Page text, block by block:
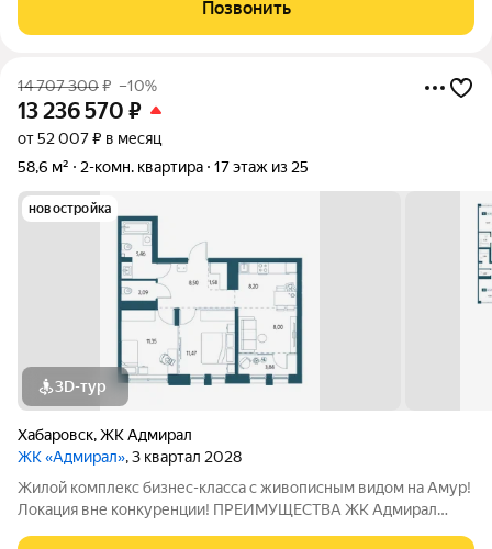
Топовое расположение О ЖИЛОМ
Позвонить
14 707 300₽ –10%
13 236 570 ₽
от 52 007 ₽ в месяц
58,6 м²
2-комн. квартира 17 этаж из 25
новостройка
3D-тур
Хабаровск,ЖК Адмирал
ЖК «Адмирал», 3 квартал 2028
Жилой комплекс бизнес-класса с живописным видом на Амур!
Локация вне конкуренции! ПРЕИМУЩЕСТВА ЖК Адмирал